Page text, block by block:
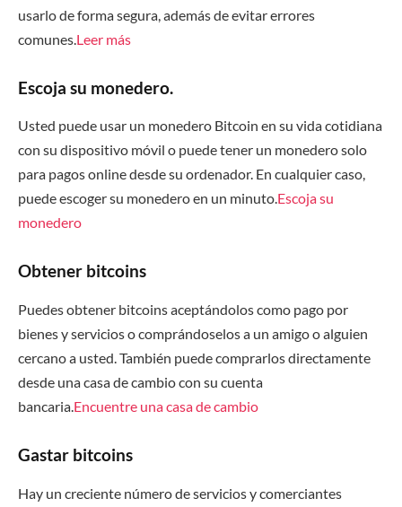
usarlo de forma segura, además de evitar errores
comunes. Leer más
Escoja su monedero.
Usted puede usar un monedero Bitcoin en su vida cotidiana
con su dispositivo móvil o puede tener un monedero solo
para pagos online desde su ordenador. En cualquier caso,
puede escoger su monedero en un minuto.Escoja su
monedero
Obtener bitcoins
Puedes obtener bitcoins aceptándolos como pago por
bienes y servicios o comprándoselos a un amigo o alguien
cercano a usted. También puede comprarlos directamente
desde una casa de cambio con su cuenta
bancaria.Encuentre una casa de cambio
Gastar bitcoins
Hay un creciente número de servicios y comerciantes